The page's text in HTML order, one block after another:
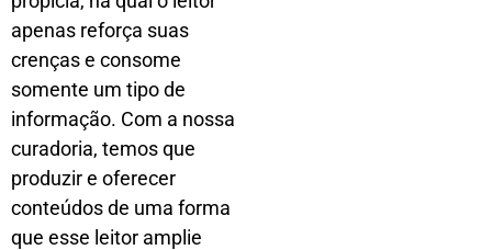
apenas reforça suas
crenças e consome
somente um tipo de
informação. Com a nossa
curadoria, temos que
produzir e oferecer
conteúdos de uma forma
que esse leitor amplie